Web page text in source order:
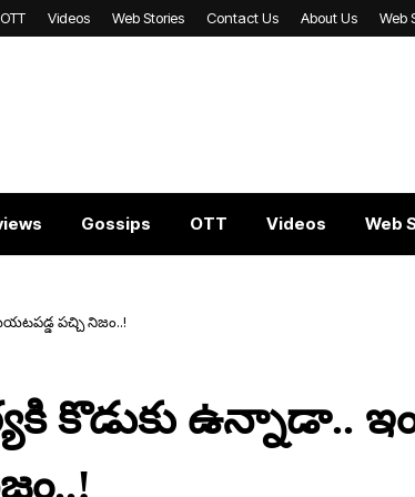
OTT Videos Web Stories Contact Us About Us Web
Gossips OTT Videos Web
ప‌చ్చి నిజం..!
కొడుకు ఉన్నాడా..